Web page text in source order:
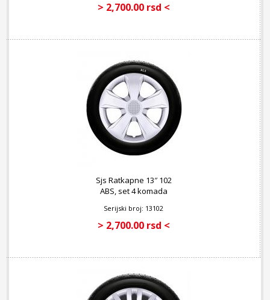
> 2,700.00 rsd <
Sjs Ratkapne 13″ 102
ABS, set 4 komada
Serijski broj: 13102
> 2,700.00 rsd <